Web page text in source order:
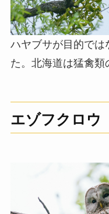
ハヤブサが目的では
た。北海道は猛禽類
エゾフクロウ